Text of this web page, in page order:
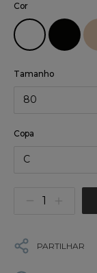
Cor
Tamanho
80
Copa
C
PARTILHAR